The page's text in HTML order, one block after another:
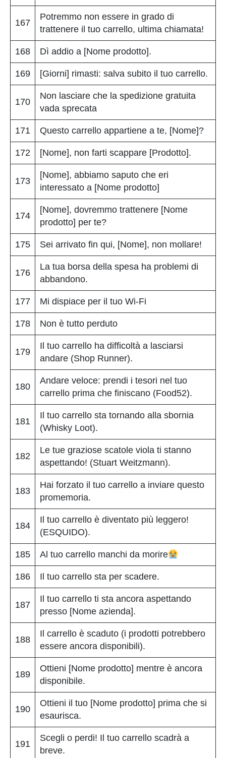
167
Potremmo non essere in grado di
trattenere il tuo carrello, ultima chiamata!
168 Dì addio a [Nome prodotto].
169 [Giorni] rimasti: salva subito il tuo carrello.
170
Non lasciare che la spedizione gratuita
vada sprecata
171 Questo carrello appartiene a te, [Nome]?
172 [Nome], non farti scappare [Prodotto].
173
[Nome], abbiamo saputo che eri
interessato a [Nome prodotto]
174
[Nome], dovremmo trattenere [Nome
prodotto] per te?
175 Sei arrivato fin qui, [Nome], non mollare!
176
La tua borsa della spesa ha problemi di
abbandono.
177 Mi dispiace per il tuo Wi-Fi
178 Non è tutto perduto
179
Il tuo carrello ha difficoltà a lasciarsi
andare (Shop Runner).
180
Andare veloce: prendi i tesori nel tuo
carrello prima che finiscano (Food52).
181
Il tuo carrello sta tornando alla sbornia
(Whisky Loot).
182
Le tue graziose scatole viola ti stanno
aspettando! (Stuart Weitzmann).
183
Hai forzato il tuo carrello a inviare questo
promemoria.
184
Il tuo carrello è diventato più leggero!
(ESQUIDO).
185 Al tuo carrello manchi da morire
186 Il tuo carrello sta per scadere.
187
Il tuo carrello ti sta ancora aspettando
presso [Nome azienda].
188
Il carrello è scaduto (i prodotti potrebbero
essere ancora disponibili).
189
Ottieni [Nome prodotto] mentre è ancora
disponibile.
190
Ottieni il tuo [Nome prodotto] prima che si
esaurisca.
191
Scegli o perdi! Il tuo carrello scadrà a
breve.